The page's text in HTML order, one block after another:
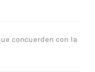
concuerden con la